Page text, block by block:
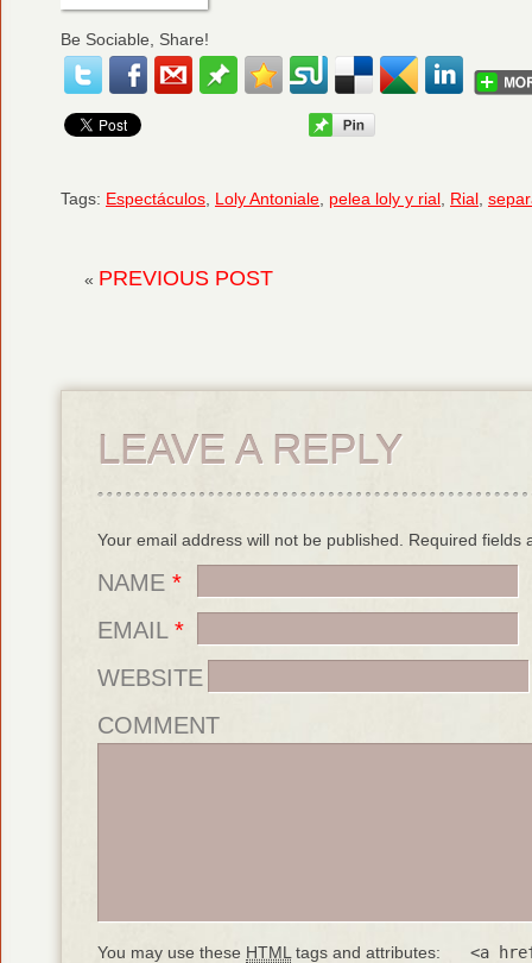
Be Sociable, Share!
Tags: Espectáculos Loly Antoniale pelea loly y rial Rial
« PREVIOUS POST
LEAVE A REPLY
Your email address will not be published. Required fields
NAME *
EMAIL *
WEBSITE
COMMENT
You may use these HTML tags and attributes:
<a